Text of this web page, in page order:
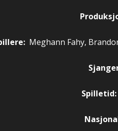
: Meghann Fahy,
Spilletid: